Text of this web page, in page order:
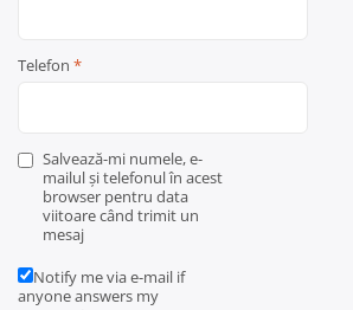
Telefon *
Salvează-mi numele, e-
mailul și telefonul în acest
browser pentru data
viitoare când trimit un
mesaj
Notify me via e-mail if
anyone answers my